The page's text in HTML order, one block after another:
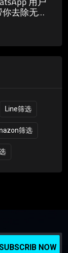
去除无效
Line筛选
筛选
NOW